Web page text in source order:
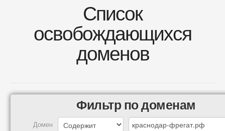
Список
освобождающихся
доменов
Фильтр по доменам
Домен